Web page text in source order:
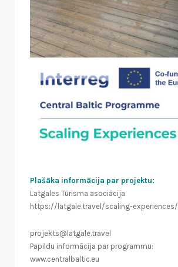
Plašāka informācija par projektu:
Latgales Tūrisma asociācija
https://latgale.travel/scaling-experiences/
projekts@latgale.travel
Papildu informācija par programmu:
www.centralbaltic.eu